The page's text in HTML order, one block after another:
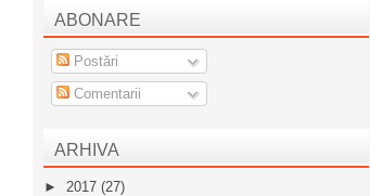
ABONARE
Postări
Comentarii
ARHIVA
► 2017 (27)